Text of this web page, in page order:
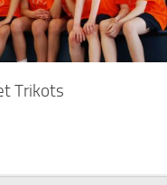
Trikots